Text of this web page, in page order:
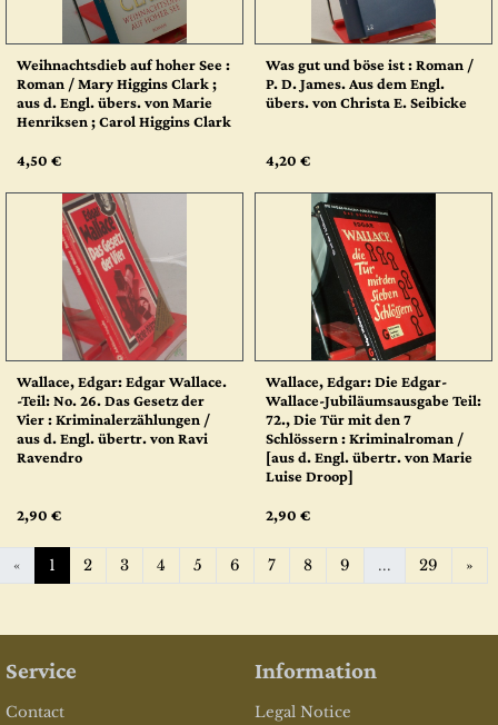
Weihnachtsdieb auf hoher See :
Roman / Mary Higgins Clark ;
aus d. Engl. übers. von Marie
Henriksen ; Carol Higgins Clark
4,50 €
Was gut und böse ist : Roman /
P. D. James. Aus dem Engl.
übers. von Christa E. Seibicke
4,20 €
Wallace, Edgar: Edgar Wallace.
-Teil: No. 26. Das Gesetz der
Vier : Kriminalerzählungen /
aus d. Engl. übertr. von Ravi
Ravendro
2,90 €
Wallace, Edgar: Die Edgar-
Wallace-Jubiläumsausgabe Teil:
72., Die Tür mit den 7
Schlössern : Kriminalroman /
[aus d. Engl. übertr. von Marie
Luise Droop]
2,90 €
« 1 2 3 4 5 6 7 8 9 ... 29 »
Service
Contact
Information
Legal Notice